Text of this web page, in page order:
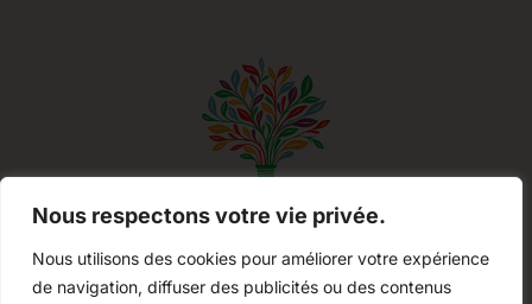
Nous respectons votre vie privée.
Nous utilisons des cookies pour améliorer votre expérience
de navigation, diffuser des publicités ou des contenus
Bons cadeaux